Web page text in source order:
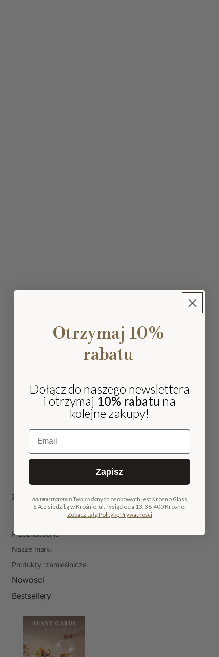
Produkty
Typ Produktu
Przeznaczenie
Nasze marki
Produkty rzemieślnicze
Nowości
Bestsellery
Otrzymaj 10%
rabatu
Dołącz do naszego newslettera
i otrzymaj 10% rabatu na
kolejne zakupy!
Email
Zapisz
Administratorem Twoich danych osobowych jest Krosno Glass
S.A. z siedzibą w Krośnie, ul. Tysiąclecia 13, 38-400 Krosno.
Zobacz całą Politykę Prywatności